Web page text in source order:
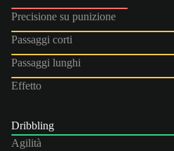
Precisione su punizione
Passaggi corti
Passaggi lunghi
Effetto
Dribbling
Agilità